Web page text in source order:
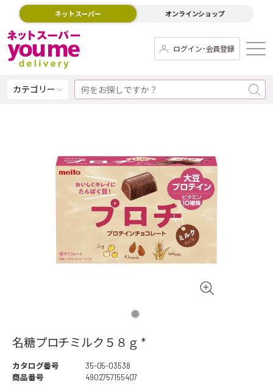
ネットスーパー オンラインショップ
ログイン･会員登録
カテゴリー
名糖プロチミルク５８ｇ *
カタログ番号
35-05-03538
商品番号
4902757155407